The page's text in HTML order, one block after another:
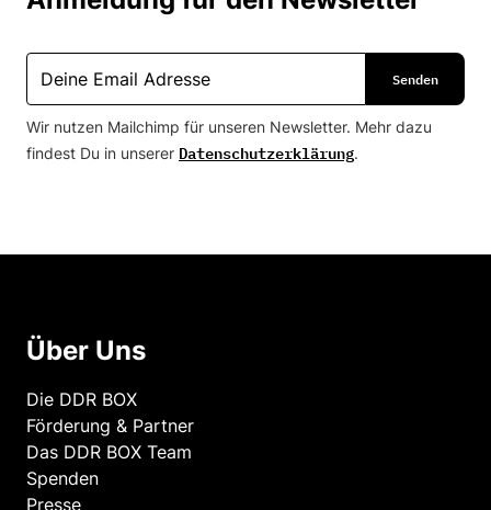
Wir nutzen Mailchimp für unseren Newsletter. Mehr dazu
findest Du in unserer Datenschutzerklärung.
Über Uns
Die DDR BOX
Förderung & Partner
Das DDR BOX Team
Spenden
Presse